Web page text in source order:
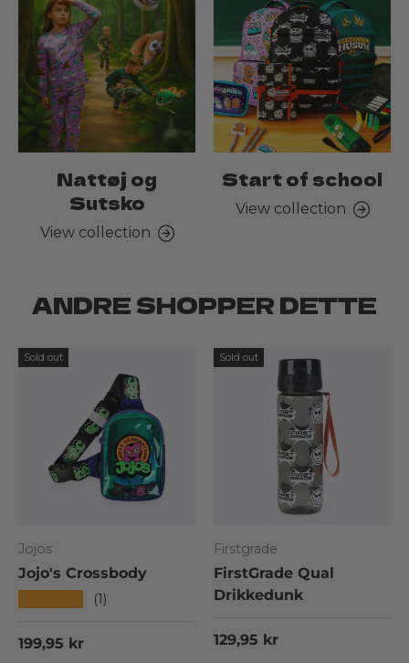
Nattøj og
Sutsko
View collection
Start of school
View collection
ANDRE SHOPPER DETTE
Sold out
Jojos
Jojo's Crossbody
(1)
Regular price
199,95 kr
Sold out
Firstgrade
FirstGrade Qual
Drikkedunk
Regular price
129,95 kr